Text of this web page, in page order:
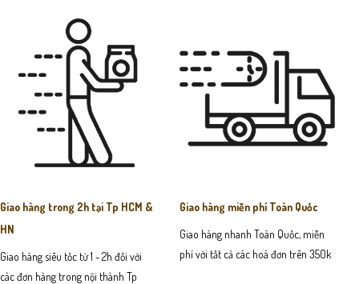
Giao hàng trong 2h tại Tp HCM &
HN
Giao hàng siêu tốc từ 1 - 2h đối với
các đơn hàng trong nội thành Tp
Giao hàng miễn phí Toàn Quốc
Giao hàng nhanh Toàn Quốc, miễn
phí với tất cả các hoá đơn trên 350k